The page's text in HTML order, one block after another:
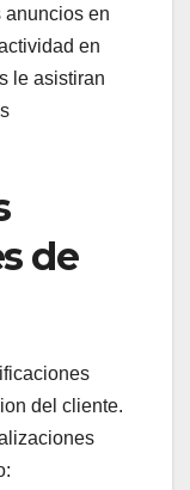
anuncios en
en
le asistiran
de
del cliente.